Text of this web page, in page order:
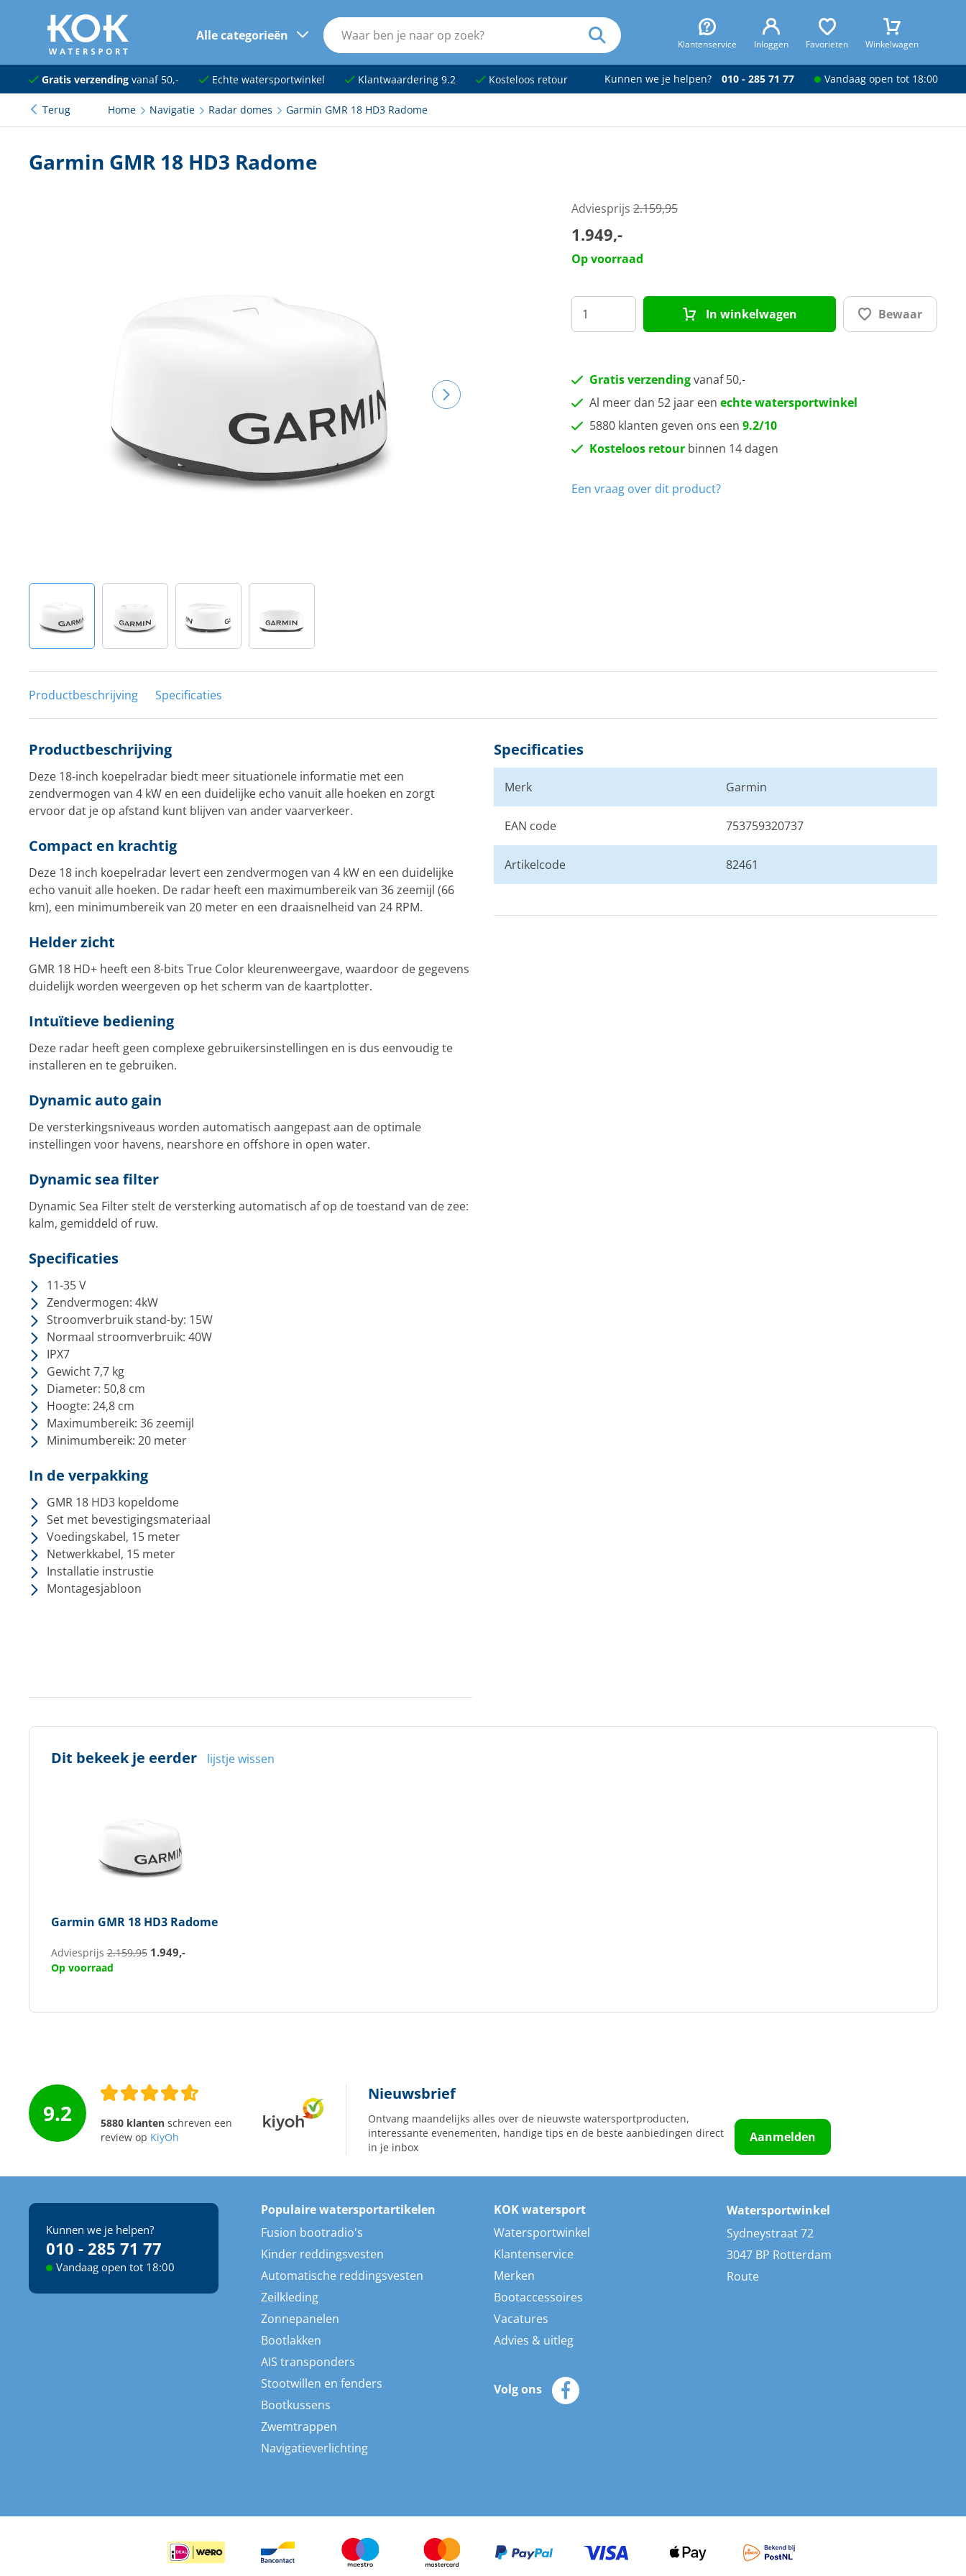
naar hoofdinhoud
Alle categorieën
Klantenservice Inloggen Favorieten Winkelwagen
Navigatie
Dekuitrusting
Boten, toebehoren en fun
Meubels en lifestyle
Gratis verzendingvanaf 50,- Echte watersportwinkel Klantwaardering 9.2 Kosteloos retour Kunnen we je helpen? 010 - 285 71 77 Vandaag open tot 18:00
Terug Home Navigatie Radar domes Garmin GMR 18 HD3 Radome
Garmin GMR 18 HD3 Radome
Adviesprijs2.159,95
1.949,-
Op voorraad
In winkelwagen Bewaar
Gratis verzendingvanaf 50,-
Al meer dan 52 jaar een echte watersportwinkel
5880 klanten geven ons een 9.2/10
Kosteloos retourbinnen 14 dagen
Een vraag over dit product?
Productbeschrijving Specificaties
Productbeschrijving
Deze 18-inch koepelradar biedt meer situationele informatie met een
zendvermogen van 4 kW en een duidelijke echo vanuit alle hoeken en zorgt
ervoor dat je op afstand kunt blijven van ander vaarverkeer.
Compact en krachtig
Deze 18 inch koepelradar levert een zendvermogen van 4 kW en een duidelijke
echo vanuit alle hoeken. De radar heeft een maximumbereik van 36 zeemijl (66
km), een minimumbereik van 20 meter en een draaisnelheid van 24 RPM.
Helder zicht
GMR 18 HD+ heeft een 8-bits True Color kleurenweergave, waardoor de gegevens
duidelijk worden weergeven op het scherm van de kaartplotter.
Intuïtieve bediening
Deze radar heeft geen complexe gebruikersinstellingen en is dus eenvoudig te
installeren en te gebruiken.
Dynamic auto gain
De versterkingsniveaus worden automatisch aangepast aan de optimale
instellingen voor havens, nearshore en offshore in open water.
Dynamic sea filter
Dynamic Sea Filter stelt de versterking automatisch af op de toestand van de zee:
kalm, gemiddeld of ruw.
Specificaties
11-35 V
Zendvermogen: 4kW
Stroomverbruik stand-by: 15W
Normaal stroomverbruik: 40W
IPX7
Gewicht 7,7 kg
Diameter: 50,8 cm
Hoogte: 24,8 cm
Maximumbereik: 36 zeemijl
Minimumbereik: 20 meter
In de verpakking
GMR 18 HD3 kopeldome
Set met bevestigingsmateriaal
Voedingskabel, 15 meter
Netwerkkabel, 15 meter
Installatie instrustie
Montagesjabloon
Specificaties
Merk Garmin
EAN code 753759320737
Artikelcode 82461
Dit bekeek je eerder lijstje wissen
Garmin GMR 18 HD3 Radome
Adviesprijs2.159,95 1.949,-
Op voorraad
9.2 5880 klantenschreven een
review op KiyOh
Nieuwsbrief
Ontvang maandelijks alles over de nieuwste watersportproducten,
interessante evenementen, handige tips en de beste aanbiedingen direct
in je inbox
Aanmelden
Kunnen we je helpen?
010 - 285 71 77
Vandaag open tot 18:00
Populaire watersportartikelen
Fusion bootradio's
Kinder reddingsvesten
Automatische reddingsvesten
Zeilkleding
Zonnepanelen
Bootlakken
AIS transponders
Stootwillen en fenders
Bootkussens
Zwemtrappen
Navigatieverlichting
KOK watersport
Watersportwinkel
Klantenservice
Merken
Bootaccessoires
Vacatures
Advies & uitleg
Volg ons
Watersportwinkel
Sydneystraat 72
3047 BP Rotterdam
Route